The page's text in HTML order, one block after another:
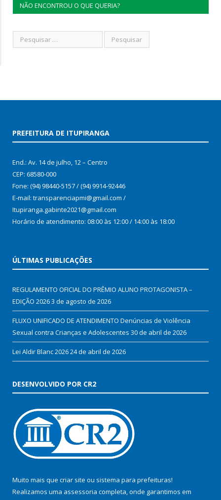
NÃO ENCONTROU O QUE QUERIA?
PREFEITURA DE ITUPIRANGA
End.: Av. 14 de julho, 12 – Centro
CEP: 68580-000
Fone: (94) 98440-5157 / (94) 9914-92446
E-mail: transparenciapmi@gmail.com /
Itupiranga.gabinte2021@gmail.com
Horário de atendimento: 08:00 às 12:00 / 14:00 às 18:00
ÚLTIMAS PUBLICAÇÕES
REGULAMENTO OFICIAL DO PRÊMIO ALUNO PROTAGONISTA –
EDIÇÃO 20263 de agosto de 2026
FLUXO UNIFICADO DE ATENDIMENTO Denúncias de Violência
Sexual contra Crianças e Adolescentes 30 de abril de 2026
Lei Aldir Blanc 202624 de abril de 2026
DESENVOLVIDO POR CR2
Muito mais que criar site ou sistema para prefeituras!
Realizamos uma assessoria completa, onde garantimos em